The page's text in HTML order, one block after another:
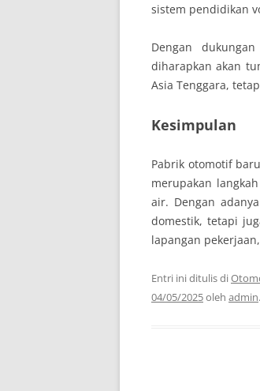
sistem pendidikan
Dengan
diharapkan akan
Asia Tenggara,
Kesimpulan
Pabrik otomotif
merupakan
air. Dengan
domestik, tetapi
lapangan
Entri ini ditulis di
04/05/2025oleh admin.